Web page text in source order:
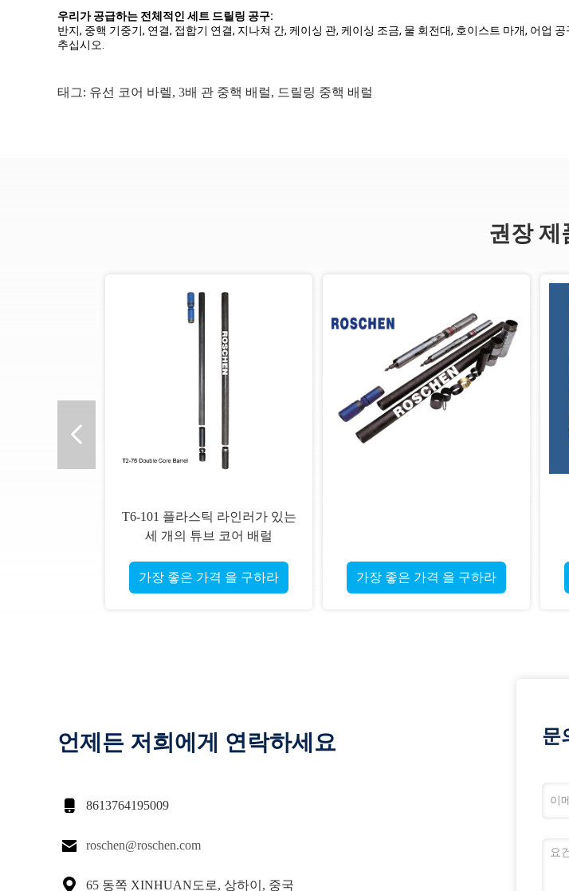
우리가 공급하는 전체적인 세트 드릴링 공구:
반지, 중핵 기중기, 연결, 접합기 연결, 지나쳐 간, 케이싱 관, 케이싱 조금, 물 회전대, 호이스트 마개, 어업
추십시오.
태그: 유선 코어 바렐, 3배 관 중핵 배럴, 드릴링 중핵 배럴
권장 제
가장 좋은 가격 을 구하라 가장 좋은 가
언제든 저희에게 연락하세요
 8613764195009
 roschen@roschen.com
 65 동쪽 XINHUAN도로, 상하이, 중국
문